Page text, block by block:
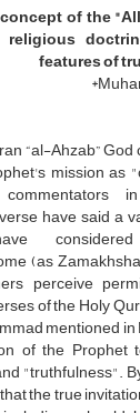
of the
features of
“al-Ahzab”
mission as
have said a
(as
perceive
of the Holy
mentioned in
of the Prophet
"truthfulness".
the true